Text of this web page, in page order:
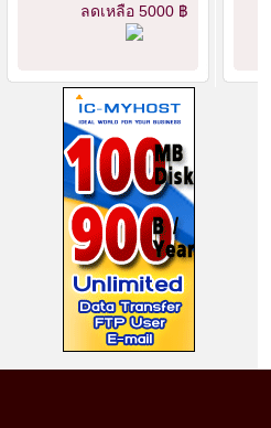
ลดเหลือ 5000 ฿